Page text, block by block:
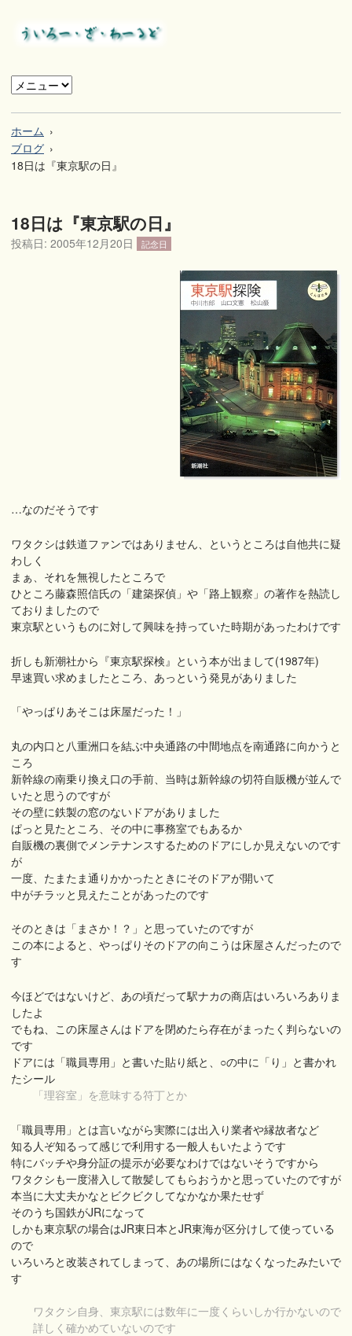
ホーム
ブログ
18日は『東京駅の日』
18日は『東京駅の日』
投稿日: 2005年12月20日 記念日
…なのだそうです
ワタクシは鉄道ファンではありません、というところは自他共に疑
わしく
まぁ、それを無視したところで
ひところ藤森照信氏の「建築探偵」や「路上観察」の著作を熱読し
ておりましたので
東京駅というものに対して興味を持っていた時期があったわけです
折しも新潮社から『東京駅探検』という本が出まして(1987年)
早速買い求めましたところ、あっという発見がありました
「やっぱりあそこは床屋だった！」
丸の内口と八重洲口を結ぶ中央通路の中間地点を南通路に向かうと
ころ
新幹線の南乗り換え口の手前、当時は新幹線の切符自販機が並んで
いたと思うのですが
その壁に鉄製の窓のないドアがありました
ぱっと見たところ、その中に事務室でもあるか
自販機の裏側でメンテナンスするためのドアにしか見えないのです
が
一度、たまたま通りかかったときにそのドアが開いて
中がチラッと見えたことがあったのです
そのときは「まさか！？」と思っていたのですが
この本によると、やっぱりそのドアの向こうは床屋さんだったので
す
今ほどではないけど、あの頃だって駅ナカの商店はいろいろありま
したよ
でもね、この床屋さんはドアを閉めたら存在がまったく判らないの
です
ドアには「職員専用」と書いた貼り紙と、○の中に「り」と書かれ
たシール
「理容室」を意味する符丁とか
「職員専用」とは言いながら実際には出入り業者や縁故者など
知る人ぞ知るって感じで利用する一般人もいたようです
特にバッチや身分証の提示が必要なわけではないそうですから
ワタクシも一度潜入して散髪してもらおうかと思っていたのですが
本当に大丈夫かなとビクビクしてなかなか果たせず
そのうち国鉄がJRになって
しかも東京駅の場合はJR東日本とJR東海が区分けして使っている
ので
いろいろと改装されてしまって、あの場所にはなくなったみたいで
す
ワタクシ自身、東京駅には数年に一度くらいしか行かないので
詳しく確かめていないのです